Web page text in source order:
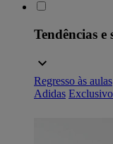
Tendências e
Regresso às aulas
Adidas